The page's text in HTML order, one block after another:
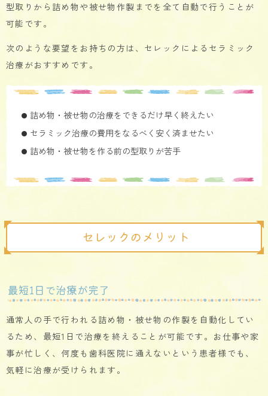
型取りから詰め物や被せ物作製までを全て自動で行うことが
可能です。
次のような要望をお持ちの方は、セレックによるセラミック
治療がおすすめです。
詰め物・被せ物の治療をできるだけ早く終えたい
セラミック治療の費用をなるべく安く済ませたい
詰め物・被せ物を作る前の型取りが苦手
セレックのメリット
最短1日で治療が完了
通常人の手で行われる詰め物・被せ物の作製を自動化してい
るため、最短1日で治療を終えることが可能です。お仕事や家
事が忙しく、何度も歯科医院に通えないという患者様でも、
気軽に治療が受けられます。